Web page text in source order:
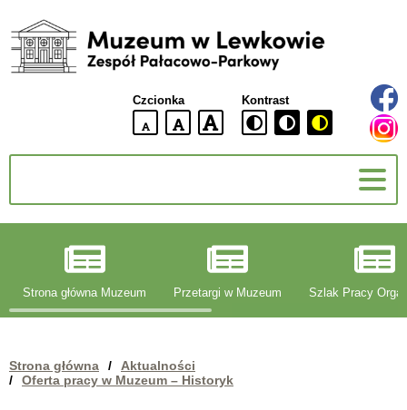
Muzeum
w
Czcionka
domyślna
czcionki
większa
czcionki
największa
czcionka
Kontrast
Strona główna Muzeum Przetargi w Muzeum Szlak Pracy
Strona główna /
Aktualności
/
Oferta pracy w Muzeum – Historyk